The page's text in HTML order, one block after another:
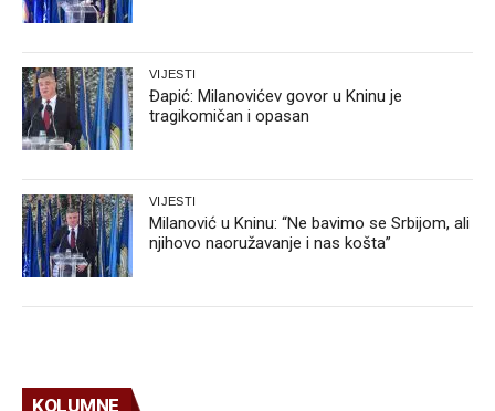
VIJESTI
Đapić: Milanovićev govor u Kninu je
tragikomičan i opasan
VIJESTI
Milanović u Kninu: “Ne bavimo se Srbijom, ali
njihovo naoružavanje i nas košta”
KOLUMNE